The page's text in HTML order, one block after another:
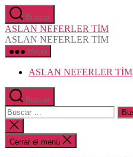
Saltar
al
contenido
Buscar
ASLAN NEFERLER TİM
ASLAN NEFERLER TİM
Menú
ASLAN NEFERLER TİM
Buscar
Buscar:
Cerrar
la
búsqueda
Cerrar el menú